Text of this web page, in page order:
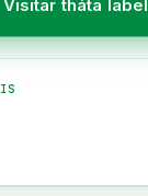
& Espiritualidade
Visitartháta label